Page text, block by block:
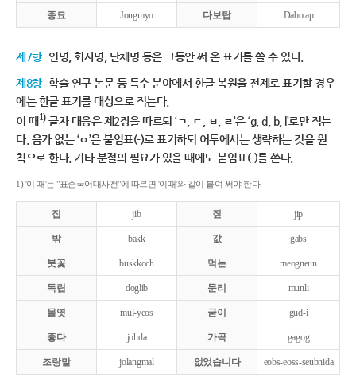
종묘 Jongmyo 다보탑 Dabotap
제7항 인명, 회사명, 단체명 등은 그동안 써 온 표기를 쓸 수 있다.
제8항 학술 연구 논문 등 특수 분야에서 한글 복원을 전제로 표기할 경우
에는 한글 표기를 대상으로 적는다.
이 때1)글자 대응은 제2장을 따르되 ‘ㄱ, ㄷ, ㅂ, ㄹ’은 ‘g, d, b, l’로만 적는
다. 음가 없는 ‘ㅇ’은 붙임표(-)로 표기하되 어두에서는 생략하는 것을 원
칙으로 한다. 기타 분절의 필요가 있을 때에도 붙임표(-)를 쓴다.
1) '이 때'는 "표준국어대사전"에 따르면 '이때'와 같이 붙여 써야 한다.
집 jib 짚 jip
밖 bakk 값 gabs
붓꽃 buskkoch 먹는 meogneun
독립 doglib 문리 munli
물엿 mul-yeos 굳이 gud-i
좋다 johda 가곡 gagog
조랑말 jolangmal 없었습니다 eobs-eoss-seubnida